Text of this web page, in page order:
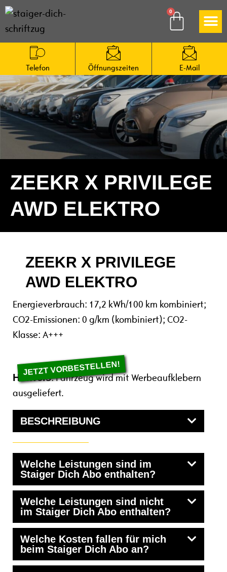
Telefon Öffnungs­zeiten E-Mail
ZEEKR X PRIVILEGE
AWD ELEKTRO
ZEEKR X PRIVILEGE
AWD ELEKTRO
Energieverbrauch: 17,2 kWh/100 km kombiniert;
CO2-Emissionen: 0 g/km (kombiniert); CO2-
Klasse: A+++
Hinweis: Fahrzeug wird mit Werbeaufklebern
ausgeliefert.
BESCHREIBUNG
Welche Leistungen sind im
Staiger Dich Abo enthalten?
Welche Leistungen sind nicht
im Staiger Dich Abo enthalten?
Welche Kosten fallen für mich
beim Staiger Dich Abo an?